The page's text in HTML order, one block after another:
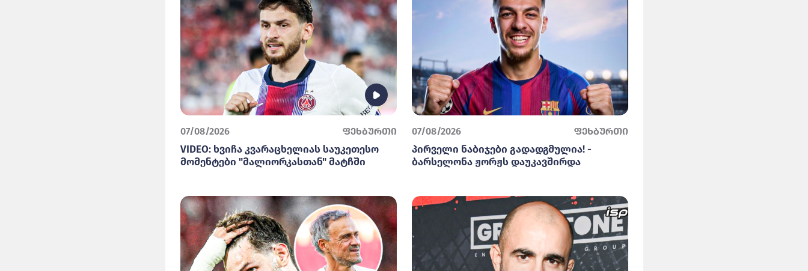
07/08/2026 ფეხბურთი
VIDEO: ხვიჩა კვარაცხელიას საუკეთესო
მომენტები "მალიორკასთან" მატჩში
07/08/2026 ფეხბურთი
პირველი ნაბიჯები გადადგმულია! -
ბარსელონა ჟორჟს დაუკავშირდა